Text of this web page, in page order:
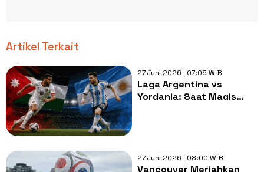
Artikel Terkait
27 Juni 2026 | 07:05 WIB
Laga Argentina vs
Yordania: Saat Magis
27 Juni 2026 | 08:00 WIB
Vancouver Meriahkan